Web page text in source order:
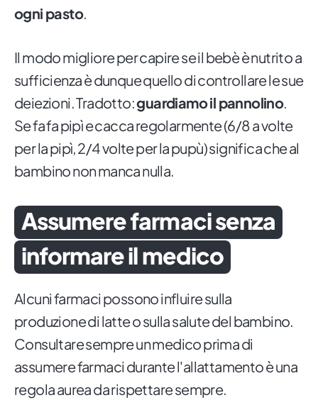
ogni pasto.
Il modo migliore per capire se il bebè è nutrito a
sufficienza è dunque quello di controllare le sue
deiezioni. Tradotto:guardiamo il pannolino.
Se fa fa pipì e cacca regolarmente (6/8 a volte
per la pipì, 2/4 volte per la pupù) significa che al
bambino non manca nulla.
Assumere farmaci senza
informare il medico
Alcuni farmaci possono influire sulla
produzione di latte o sulla salute del bambino.
Consultare sempre un medico prima di
assumere farmaci durante l'allattamento è una
regola aurea da rispettare sempre.